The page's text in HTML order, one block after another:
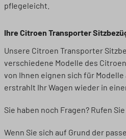
pflegeleicht.
Ihre Citroen Transporter
Unsere Citroen Transporter
verschiedene Modelle des
von Ihnen eignen sich für Modelle
erstrahlt Ihr Wagen wieder in
Sie haben noch Fragen? Rufen
Wenn Sie sich auf Grund der